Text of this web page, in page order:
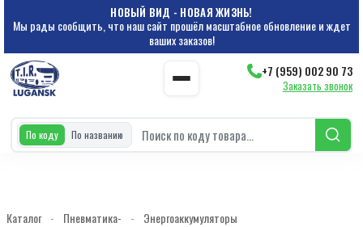
НОВЫЙ ВИД - НОВАЯ ЖИЗНЬ!
Мы рады сообщить, что наш сайт прошёл масштабное обновление и ждет
ваших заказов!
+7 (959) 002 90 73
Заказать звонок
По коду По названию
Каталог - Пневматика- - Энергоаккумуляторы